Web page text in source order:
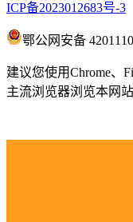
ICP备2023012683号-3
鄂公网安备
建议您使用Chrome、
主流浏览器浏览本网站